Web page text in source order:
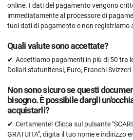
online. I dati del pagamento vengono
immediatamente al processore di
tuoi dati di pagamento e non registriamo
Quali valute sono accettate?
Accettiamo pagamenti in più di 50 tra
Dollari statunitensi, Euro, Franchi Svizzeri
Non sono sicuro se questi
bisogno. È possibile dargli
acquistarli?
Certamente! Clicca sul pulsante
GRATUITA", digita il tuo nome e indirizzo